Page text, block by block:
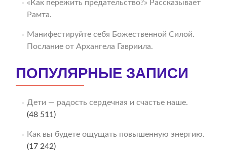
«Как пережить предательство?» Рассказывает
Рамта.
Манифестируйте себя Божественной Силой.
Послание от Архангела Гавриила.
ПОПУЛЯРНЫЕ ЗАПИСИ
Дети — радость сердечная и счастье наше.
(48 511)
Как вы будете ощущать повышенную энергию.
(17 242)